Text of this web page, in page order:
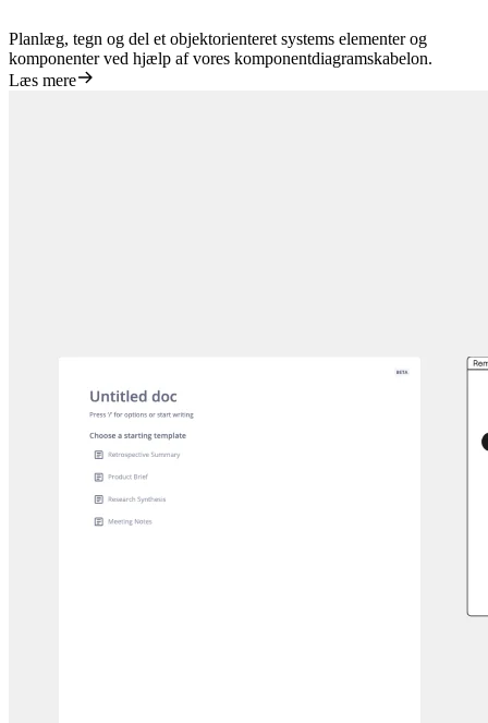
Planlæg, tegn og del et objektorienteret systems elementer og
komponenter ved hjælp af vores komponentdiagramskabelon.
Læs mere